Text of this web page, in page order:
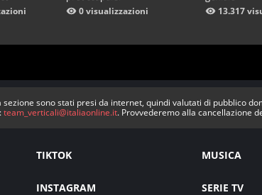
0 visualizzazioni 13.317
sono stati presi da internet, quindi valutati di pubblico
team_verticali@italiaonline.it. Provvederemo alla cancellazione
TIKTOK MUSICA
INSTAGRAM SERIE TV